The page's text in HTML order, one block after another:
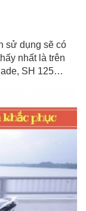
sử dụng sẽ có
nhất là trên
SH 125…